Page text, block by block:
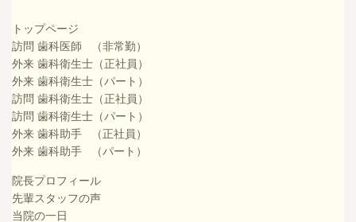
トップページ
訪問 歯科医師 （非常勤）
外来 歯科衛生士（正社員）
外来 歯科衛生士（パート）
訪問 歯科衛生士（正社員）
訪問 歯科衛生士（パート）
外来 歯科助手 （正社員）
外来 歯科助手 （パート）
院長プロフィール
先輩スタッフの声
当院の一日